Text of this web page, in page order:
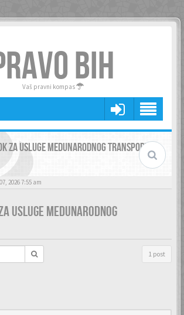
BIH
Vaš pravni kompas
ZA USLUGE MEDUNARODNOG TRANSPORTA
2026 7:55 am
USLUGE MEDUNARODNOG
1 post